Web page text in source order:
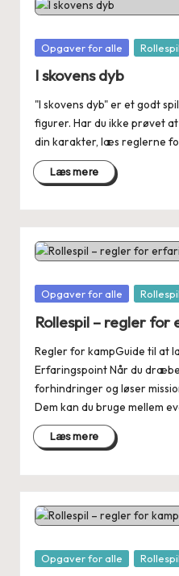
Posted
Opgaver for alle Rollespil
I skovens dyb
"I skovens dyb" er et godt
figurer. Har du ikke prøvet
din karakter, læs reglerne
Læs mere
Posted
Opgaver for alle Rollespil
Rollespil – regler for
Regler for kampGuide til at
Erfaringspoint Når du
forhindringer og løser
Dem kan du bruge mellem
Læs mere
Posted
Opgaver for alle Rollespil